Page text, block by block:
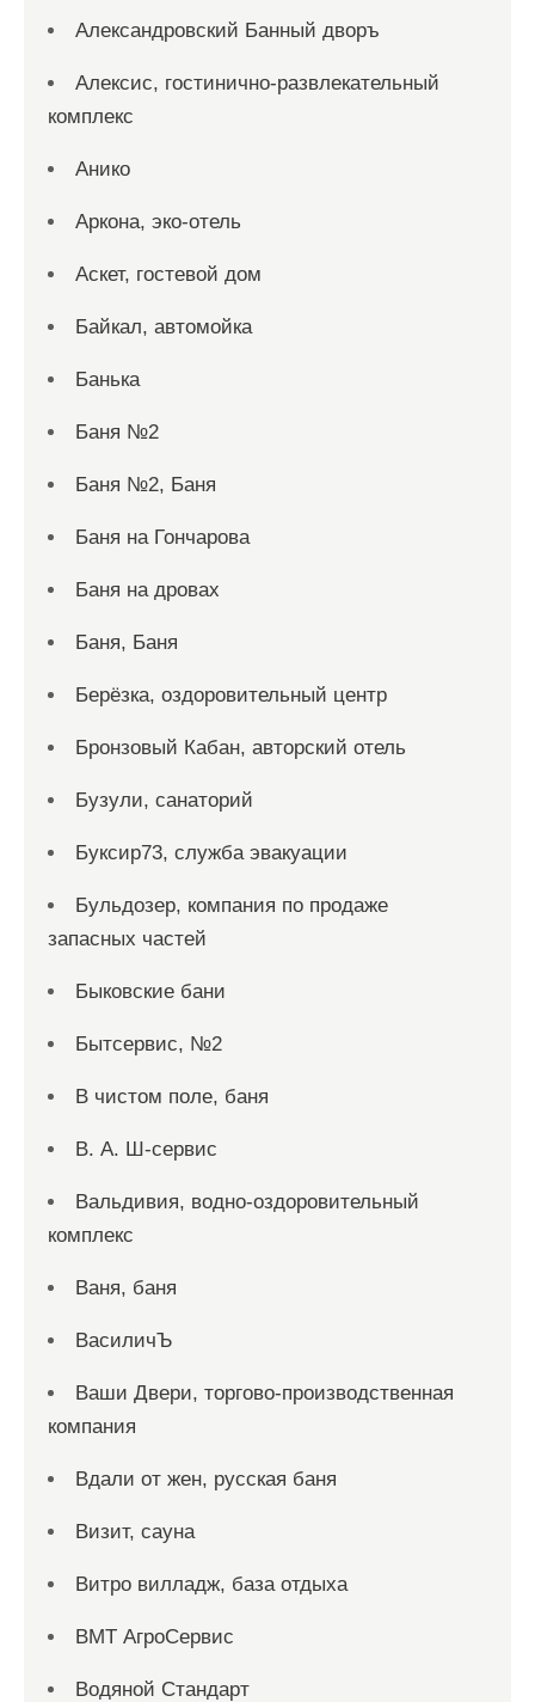
Александровский Банный дворъ
Алексис, гостинично-развлекательный
комплекс
Анико
Аркона, эко-отель
Аскет, гостевой дом
Байкал, автомойка
Банька
Баня №2
Баня №2, Баня
Баня на Гончарова
Баня на дровах
Баня, Баня
Берёзка, оздоровительный центр
Бронзовый Кабан, авторский отель
Бузули, санаторий
Буксир73, служба эвакуации
Бульдозер, компания по продаже
запасных частей
Быковские бани
Бытсервис, №2
В чистом поле, баня
В. А. Ш-сервис
Вальдивия, водно-оздоровительный
комплекс
Ваня, баня
ВасиличЪ
Ваши Двери, торгово-производственная
компания
Вдали от жен, русская баня
Визит, сауна
Витро вилладж, база отдыха
ВМТ АгроСервис
Водяной Стандарт